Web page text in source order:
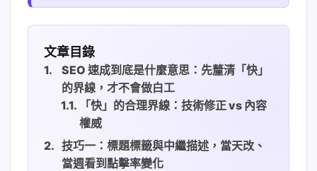
文章目錄
SEO 速成到底是什麼意思：先釐清「快」
的界線，才不會做白工
「快」的合理界線：技術修正 vs 內容
權威
技巧一：標題標籤與中繼描述，當天改、
當週看到點擊率變化